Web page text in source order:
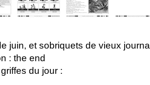
juin, et sobriquets de vieux
: the end
du jour :